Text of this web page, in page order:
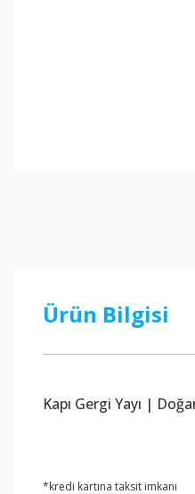
Ürün Bilgisi
Kapı Gergi Yayı |
*kredi kartına taksit imkanı